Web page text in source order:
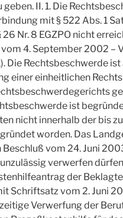
II. 1. Die
mit § 522 Abs. 1
Nr. 8 EGZPO nicht
vom 4. September 2002 –
Die Rechtsbeschwerde
einer einheitlichen
ist
nicht innerhalb der bis
worden. Das
vom 24. Juni
verwerfen
der
Schriftsatz vom 2. Juni
Verwerfung der